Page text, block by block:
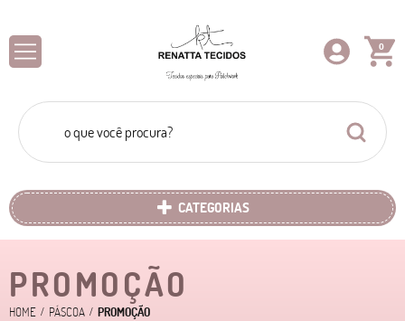
0
CATEGORIAS
PROMOÇÃO
HOME PÁSCOA PROMOÇÃO